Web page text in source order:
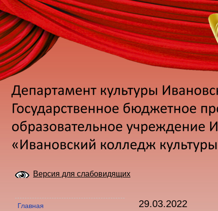
Версия для слабовидящих
Главная
29.03.2022